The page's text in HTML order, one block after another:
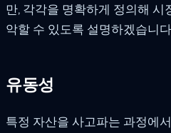
만, 각각을 명확하게 정의해
악할 수 있도록 설명하겠습니
유동성
특정 자산을 사고파는 과정에